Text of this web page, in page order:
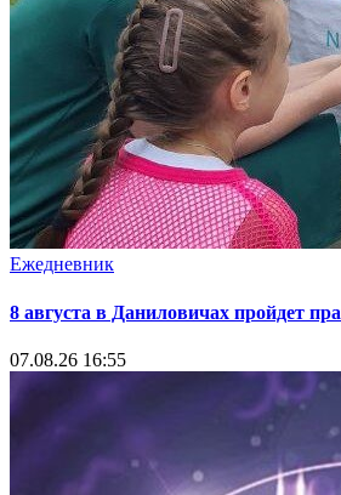
Ежедневник
8 августа в Даниловичах пройдет
07.08.26 16:55